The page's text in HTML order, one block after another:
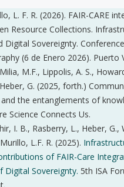
L. F. R. (2026). FAIR-CARE
Resource Collections.
Digital Sovereignty.
(6 de Enero 2026). Puerto
M.F., Lippolis, A. S.,
G. (2025, forth.)
the entanglements of
Science Connects Us.
I. B., Rasberry, L., Heber, G.,
L.F. R. (2025).
of FAIR-Care
Digital Sovereignty. 5th ISA